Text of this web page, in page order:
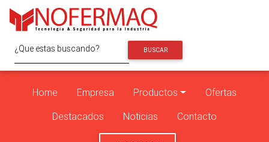
BUSCAR
Home Empresa Productos
Ofertas
Destacados
Noticias Contacto